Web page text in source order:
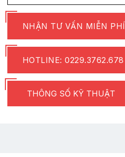
NHẬN TƯ VẤN MIỄN PHÍ
HOTLINE: 0229.3762.678
THÔNG SỐ KỸ THUẬT